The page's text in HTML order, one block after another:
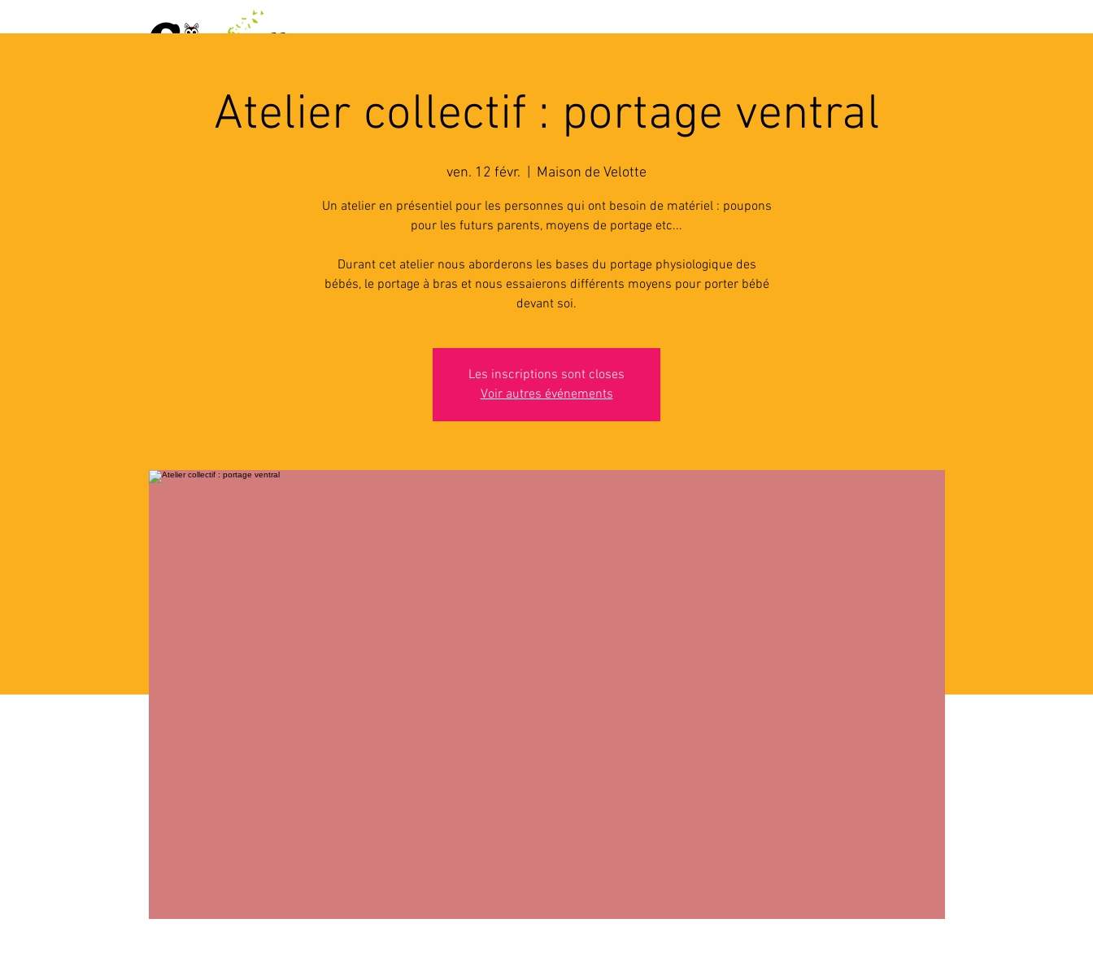
Atelier collectif : portage ventral
ven. 12 févr. Maison de Velotte
Un atelier en présentiel pour les personnes qui ont besoin de matériel : poupons
pour les futurs parents, moyens de portage etc...
Durant cet atelier nous aborderons les bases du portage physiologique des
bébés, le portage à bras et nous essaierons différents moyens pour porter bébé
devant soi.
Les inscriptions sont closes
Voir autres événements